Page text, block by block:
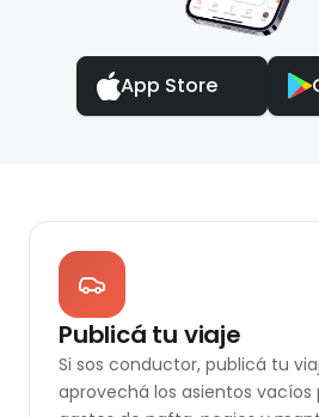
App Store
Publicá tu viaje
Si sos conductor, publicá tu
aprovechá los asientos vacíos